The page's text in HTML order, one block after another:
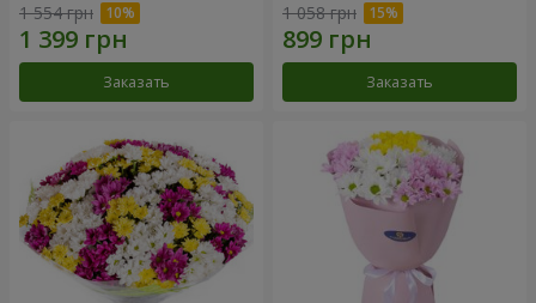
1 554 грн
Заказать
1 058 грн
Заказать